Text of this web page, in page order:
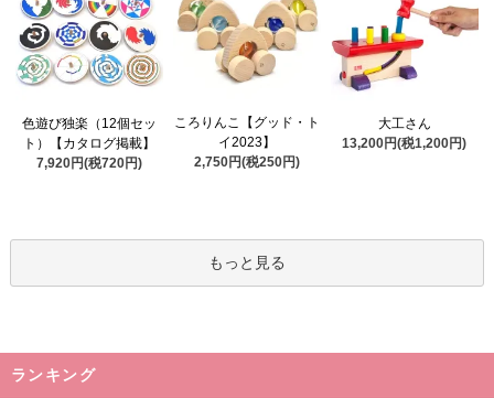
色遊び独楽（12個セッ
ト）【カタログ掲載】
7,920円(税720円)
ころりんこ【グッド・ト
イ2023】
2,750円(税250円)
大工さん
13,200円(税1,200円)
もっと見る
ランキング